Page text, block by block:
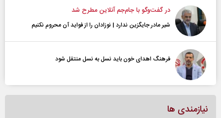
در گفت‌و‌گو با جام‌جم آنلاین مطرح شد
شیر مادر جایگزین ندارد | نوزادان را از فواید آن محروم نکنیم
فرهنگ اهدای خون باید نسل به نسل منتقل شود
نیازمندی ها